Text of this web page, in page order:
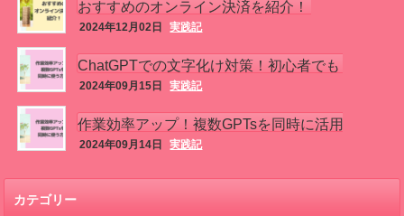
おすすめのオンライン決済を紹介！
2024年12月02日 実践記
ChatGPTでの文字化け対策！初心者でも
簡単！
2024年09月15日 実践記
作業効率アップ！複数GPTsを同時に活用
する方法
2024年09月14日 実践記
カテゴリー